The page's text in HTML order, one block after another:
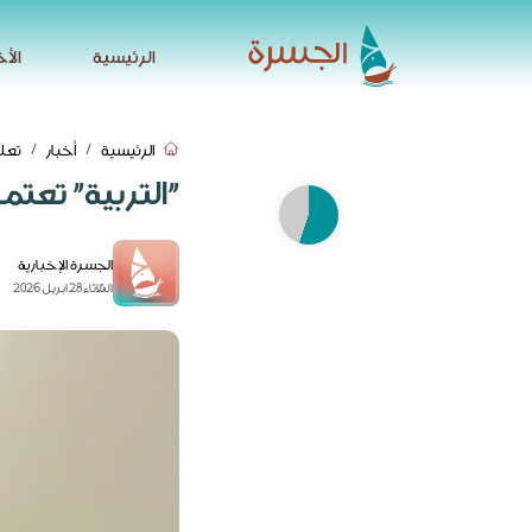
الرئيسية
الرئيسية أخبار
"التربية"
الجسرة الإخبارية
الثلاثاء 28 ابريل 2026